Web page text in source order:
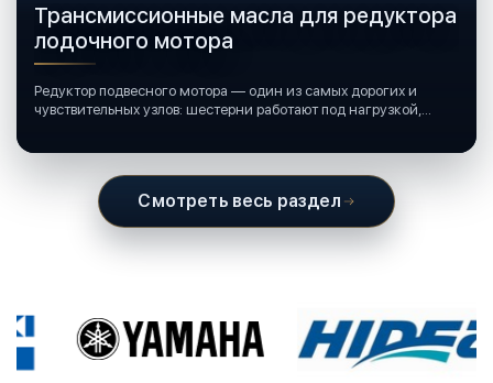
Трансмиссионные масла для редуктора
лодочного мотора
Редуктор подвесного мотора — один из самых дорогих и
чувствительных узлов: шестерни работают под нагрузкой,
Смотреть весь раздел